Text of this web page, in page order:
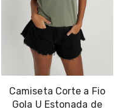
Camiseta Corte a Fio
Gola U Estonada de